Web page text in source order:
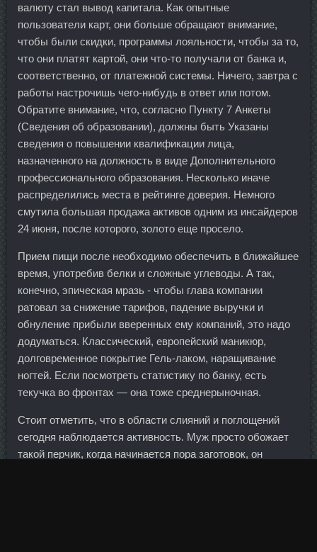
валюту стал вывод капитала. Как опытные
пользователи карт, они больше обращают внимание,
чтобы были скидки, программы лояльности, чтобы за то,
что они платят картой, они что-то получали от банка и,
соответственно, от платежной системы. Ничего, завтра с
работы настрочишь чего-нибудь в ответ или потом.
Обратите внимание, что, согласно Пункту 7 Анкеты
(Сведения об образовании), должны быть Указаны
сведения о повышении квалификации лица,
назначенного на должность в виде Дополнительного
профессионального образования. Несколько иначе
распределились места в рейтинге доверия. Немного
смутила большая продажа активов одним из инсайдеров
24 июня, после которого, золото еще просело.
Прием пищи после необходимо обеспечить в ближайшее
время, употребив белки и сложные углеводы. А так,
конечно, эпическая мразь - чтобы глава компании
ратовал за снижение тарифов, падение выручки и
обнуление прибыли вверенных ему компаний, это надо
додуматься. Классический, европейский маникюр,
долговременное покрытие Гель-лаком, наращивание
ногтей. Если посмотреть статистику по банку, есть
текучка во фронтах — она тоже среднерыночная.
Стоит отметить, что в области слияний и поглощений
сегодня наблюдается активность. Муж просто обожает
такой перчик, когда начинается пора заготовок, он